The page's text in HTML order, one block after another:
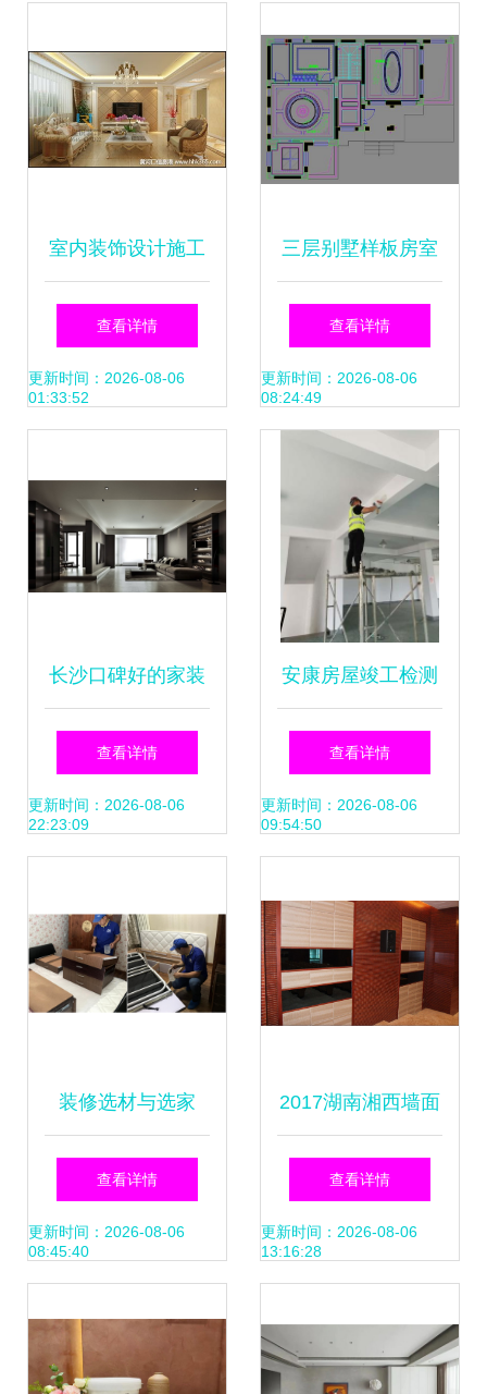
室内装饰设计施工
全攻略 从图纸到落
地的实践指南
查看详情
更新时间：2026-08-06
01:33:52
三层别墅样板房室
内装修施工图纸解
析 从效果图到完工
的实践指南
查看详情
更新时间：2026-08-06
08:24:49
长沙口碑好的家装
公司推荐 室内装饰
施工高票之选
查看详情
更新时间：2026-08-06
22:23:09
安康房屋竣工检测
与安全鉴定 保障居
住品质的基石
查看详情
更新时间：2026-08-06
09:54:50
装修选材与选家
具，如何直接影响
新房甲醛超标程
藏玄机
查看详情
更新时间：2026-08-06
08:45:40
2017湖南湘西墙面
木质吸音板介绍与
室内装饰施工指南
查看详情
更新时间：2026-08-06
13:16:28